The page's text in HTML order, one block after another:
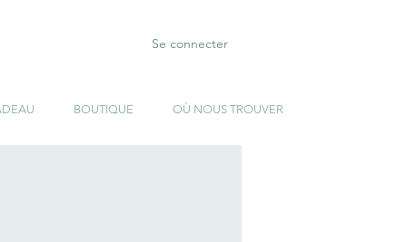
Se connecter
BOUTIQUE OÙ NOUS TROUVER